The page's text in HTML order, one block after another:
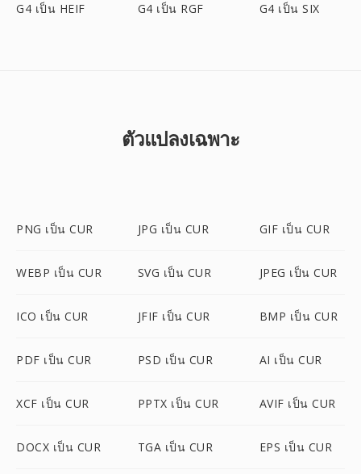
G4 เป็น HEIF G4 เป็น RGF G4 เป็น SIX
ตัวแปลงเฉพาะ
PNG เป็น CUR JPG เป็น CUR GIF เป็น CUR
WEBP เป็น CUR SVG เป็น CUR JPEG เป็น CUR
ICO เป็น CUR JFIF เป็น CUR BMP เป็น CUR
PDF เป็น CUR PSD เป็น CUR AI เป็น CUR
XCF เป็น CUR PPTX เป็น CUR AVIF เป็น CUR
DOCX เป็น CUR TGA เป็น CUR EPS เป็น CUR